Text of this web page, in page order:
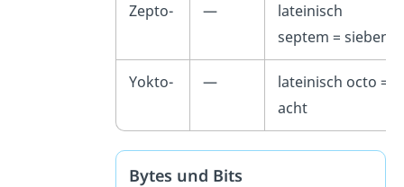
Zepto- —
lateinisch
septem = sieben
Yokto- — lateinisch octo =
acht
Bytes und Bits